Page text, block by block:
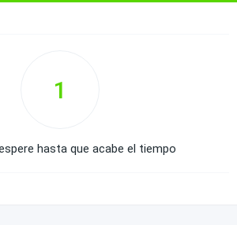
1
hasta que acabe el tiempo